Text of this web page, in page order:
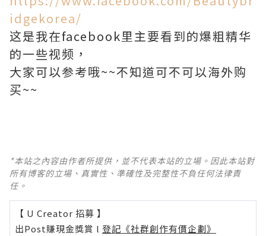
idgekorea/
这是我在facebook里主要看到的爆粗精华
的一些视频，
大家可以参考哦~~不知道可不可以海外购
买~~
*本站之內容由作者所提供，並不代表本站的立場。因此本站對
所有博客的立場、真實性、準確性及完整性不負任何法律責
任。
【 U Creator 招募 】
出Post賺現金獎賞 l 登記《社群創作有價企劃》